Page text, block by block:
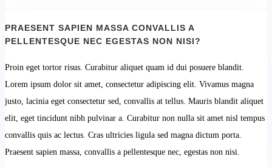
PRAESENT SAPIEN MASSA CONVALLIS A
PELLENTESQUE NEC EGESTAS NON NISI?
Proin eget tortor risus. Curabitur aliquet quam id dui posuere blandit.
Lorem ipsum dolor sit amet, consectetur adipiscing elit. Vivamus magna
justo, lacinia eget consectetur sed, convallis at tellus. Mauris blandit aliquet
elit, eget tincidunt nibh pulvinar a. Curabitur non nulla sit amet nisl tempus
convallis quis ac lectus. Cras ultricies ligula sed magna dictum porta.
Praesent sapien massa, convallis a pellentesque nec, egestas non nisi.